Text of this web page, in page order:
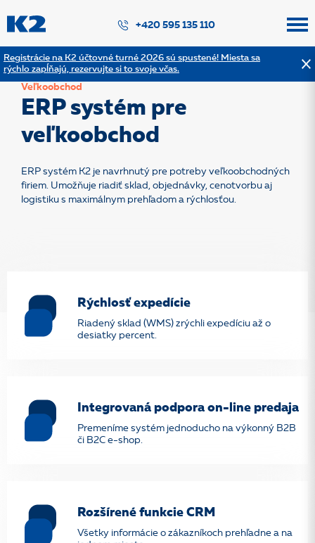
Registrácie na K2 účtovné turné 2026 sú spustené! Miesta sa
rýchlo zapĺňajú, rezervujte si to svoje včas.
+420 595 135 110
Veľkoobchod
ERP systém pre
veľkoobchod
ERP systém K2 je navrhnutý pre potreby veľkoobchodných
firiem. Umožňuje riadiť sklad, objednávky, cenotvorbu aj
logistiku s maximálnym prehľadom a rýchlosťou.
Rýchlosť expedície
Riadený sklad (WMS) zrýchli expedíciu až o
desiatky percent.
Integrovaná podpora on-line predaja
Premeníme systém jednoducho na výkonný B2B
či B2C e-shop.
Rozšírené funkcie CRM
Všetky informácie o zákazníkoch prehľadne a na